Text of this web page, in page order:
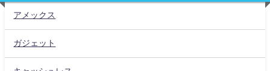
アメックス
ガジェット